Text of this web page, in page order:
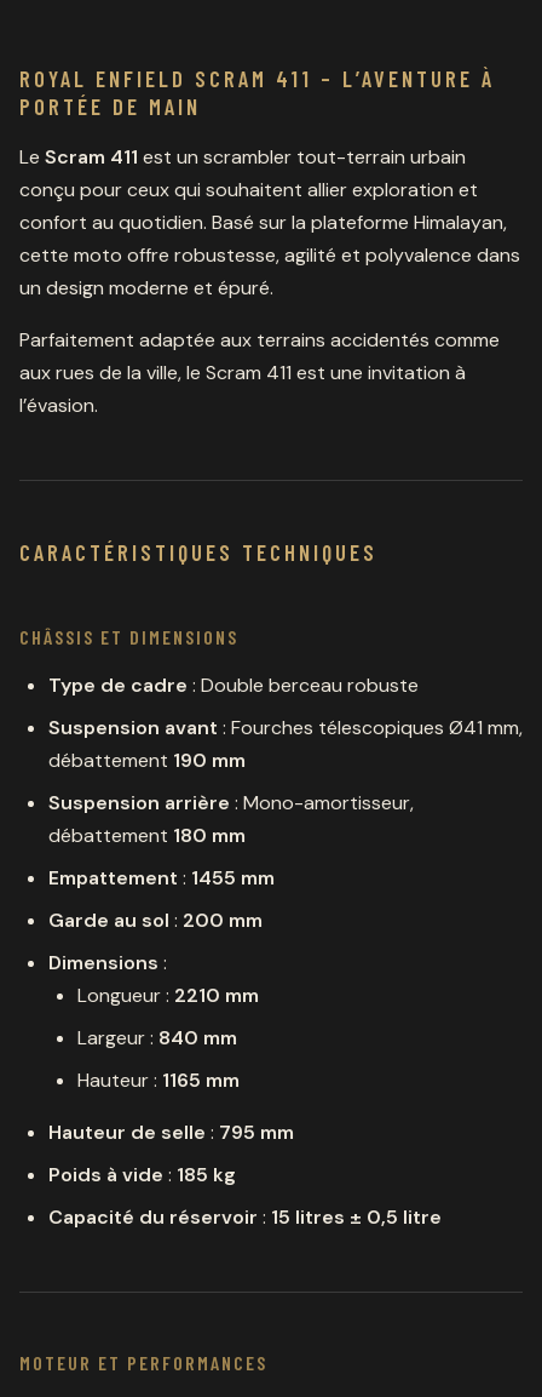
ROYAL ENFIELD SCRAM 411 – L’AVENTURE À
PORTÉE DE MAIN
Le Scram 411 est un scrambler tout-terrain urbain
conçu pour ceux qui souhaitent allier exploration et
confort au quotidien. Basé sur la plateforme Himalayan,
cette moto offre robustesse, agilité et polyvalence dans
un design moderne et épuré.
Parfaitement adaptée aux terrains accidentés comme
aux rues de la ville, le Scram 411 est une invitation à
l’évasion.
CARACTÉRISTIQUES TECHNIQUES
CHÂSSIS ET DIMENSIONS
Type de cadre : Double berceau robuste
Suspension avant : Fourches télescopiques Ø41 mm,
débattement 190 mm
Suspension arrière : Mono-amortisseur,
débattement 180 mm
Empattement : 1455 mm
Garde au sol : 200 mm
Dimensions :
Longueur : 2210 mm
Largeur : 840 mm
Hauteur : 1165 mm
Hauteur de selle : 795 mm
Poids à vide : 185 kg
Capacité du réservoir : 15 litres ± 0,5 litre
MOTEUR ET PERFORMANCES